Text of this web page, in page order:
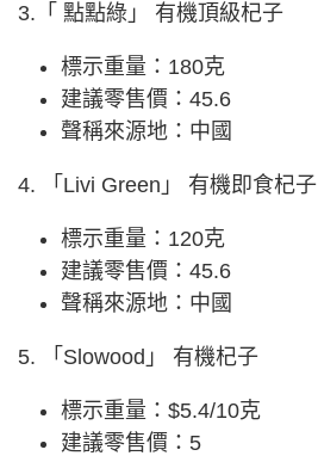
3.「 點點綠」 有機頂級杞子
標示重量：180克
建議零售價：45.6
聲稱來源地：中國
4. 「Livi Green」 有機即食杞子
標示重量：120克
建議零售價：45.6
聲稱來源地：中國
5. 「Slowood」 有機杞子
標示重量：$5.4/10克
建議零售價：5